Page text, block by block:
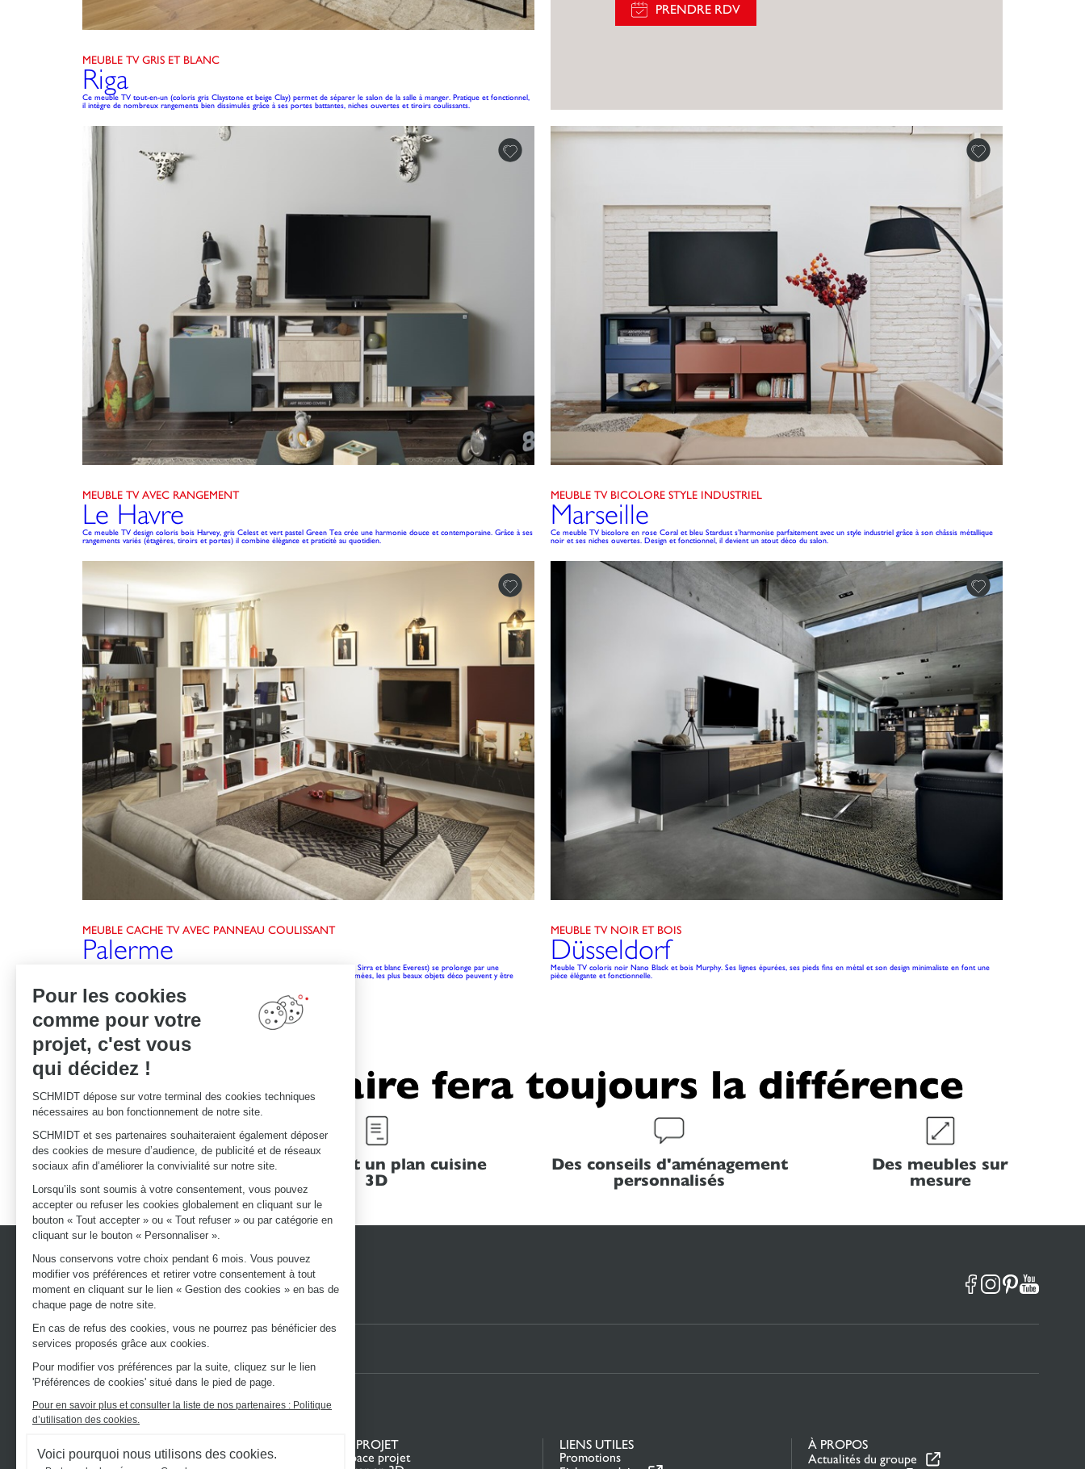
Pour les cookies
comme pour votre
projet, c'est vous
qui décidez !
SCHMIDT dépose sur votre terminal des cookies techniques
nécessaires au bon fonctionnement de notre site.
SCHMIDT et ses partenaires souhaiteraient également déposer
des cookies de mesure d’audience, de publicité et de réseaux
sociaux afin d’améliorer la convivialité sur notre site.
Lorsqu’ils sont soumis à votre consentement, vous pouvez
accepter ou refuser les cookies globalement en cliquant sur le
bouton « Tout accepter » ou « Tout refuser » ou par catégorie en
cliquant sur le bouton « Personnaliser ».
Nous conservons votre choix pendant 6 mois. Vous pouvez
modifier vos préférences et retirer votre consentement à tout
moment en cliquant sur le lien « Gestion des cookies » en bas de
chaque page de notre site.
En cas de refus des cookies, vous ne pourrez pas bénéficier des
services proposés grâce aux cookies.
Pour modifier vos préférences par la suite, cliquez sur le lien
'Préférences de cookies' situé dans le pied de page.
Pour en savoir plus et consulter la liste de nos partenaires : Politique
d’utilisation des cookies.
Voici pourquoi nous utilisons des cookies.
MEUBLE TV GRIS ET BLANC
Riga
Ce meuble TV tout-en-un (coloris gris Claystone et beige Clay) permet de séparer le salon de la salle à manger. Pratique et fonctionnel,
il intègre de nombreux rangements bien dissimulés grâce à ses portes battantes, niches ouvertes et tiroirs coulissants.
PRENDRE RDV
MEUBLE TV AVEC RANGEMENT
Le Havre
Ce meuble TV design coloris bois Harvey, gris Celest et vert pastel Green Tea crée une harmonie douce et contemporaine. Grâce à ses
rangements variés (étagères, tiroirs et portes) il combine élégance et praticité au quotidien.
MEUBLE TV BICOLORE STYLE INDUSTRIEL
Marseille
Ce meuble TV bicolore en rose Coral et bleu Stardust s’harmonise parfaitement avec un style industriel grâce à son châssis métallique
noir et ses niches ouvertes. Design et fonctionnel, il devient un atout déco du salon.
MEUBLE CACHE TV AVEC PANNEAU COULISSANT
Palerme
Ce meuble TV avec façade coulissante (coloris Black Marmor, bois Alabama, rouge Sirra et blanc Everest) se prolonge par une
bibliothèque de séparation entre les deux pièces. Grâce aux niches ouvertes et fermées, les plus beaux objets déco peuvent y être
MEUBLE TV NOIR ET BOIS
Düsseldorf
Meuble TV coloris noir Nano Black et bois Murphy. Ses lignes épurées, ses pieds fins en métal et son design minimaliste en font une
pièce élégante et fonctionnelle.
Le savoir-faire fera toujours la différence
Des garanties
Un devis et un plan cuisine
3D
Des conseils d'aménagement
personnalisés
Des meubles sur
mesure
Nos autres sites :VOTRE BOUTIQUE EN LIGNE
Cuisines sur mesure
VOTRE PROJET
Mon espace projet
LIENS UTILES
Promotions
À PROPOS
Actualités du groupe